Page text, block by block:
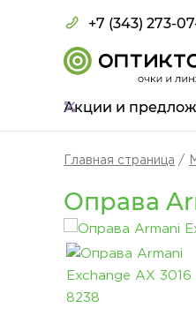
+7 (343) 273-
Акции и
Главная страница
Оправа